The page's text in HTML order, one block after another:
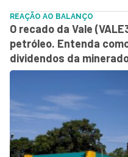
REAÇÃO AO BALANÇO
O recado da Vale
petróleo. Entenda
dividendos da